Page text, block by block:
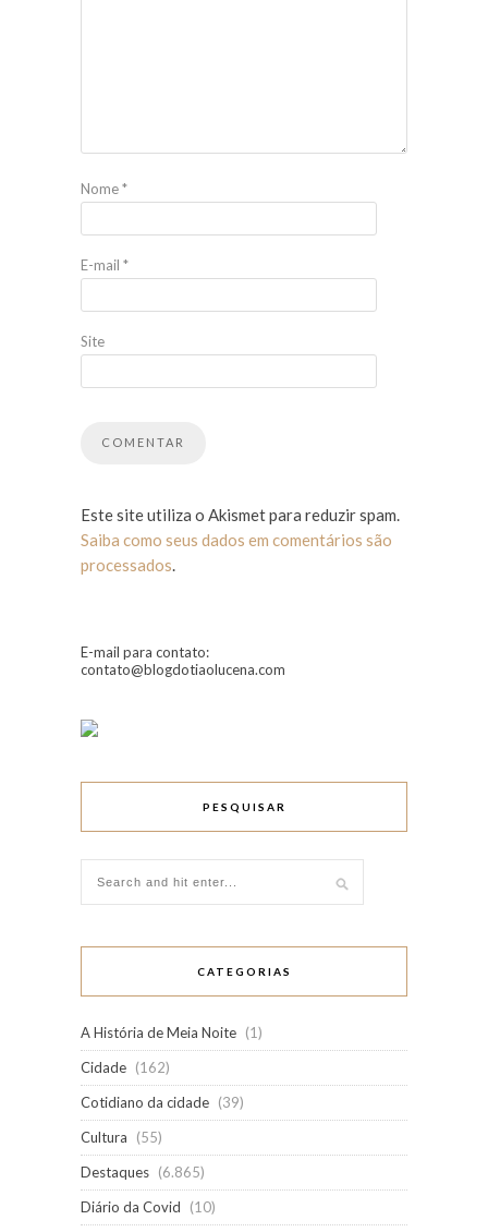
Nome*
E-mail *
Site
Este site utiliza o Akismet para reduzir spam.
Saiba como seus dados em comentários são
processados.
E-mail para contato:
contato@blogdotiaolucena.com
PESQUISAR
CATEGORIAS
A História de Meia Noite (1)
Cidade (162)
Cotidiano da cidade (39)
Cultura
(55)
Destaques (6.865)
Diário da Covid
(10)